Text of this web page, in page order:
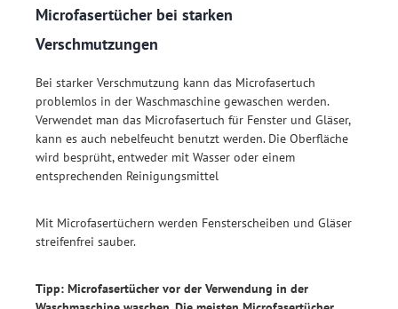
Microfasertücher bei starken
Verschmutzungen
Bei starker Verschmutzung kann das Microfasertuch
problemlos in der Waschmaschine gewaschen werden.
Verwendet man das Microfasertuch für Fenster und Gläser,
kann es auch nebelfeucht benutzt werden. Die Oberfläche
wird besprüht, entweder mit Wasser oder einem
entsprechenden Reinigungsmittel
Mit Microfasertüchern werden Fensterscheiben und Gläser
streifenfrei sauber.
Tipp: Microfasertücher vor der Verwendung in der